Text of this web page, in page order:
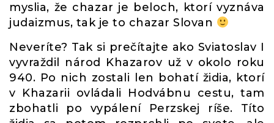
myslia, že chazar je beloch, ktorí vyznáva
judaizmus, tak je to chazar Slovan
Neveríte? Tak si prečítajte ako Sviatoslav I
vyvraždil národ Khazarov už v okolo roku
940. Po nich zostali len bohatí židia, ktorí
v Khazarii ovládali Hodvábnu cestu, tam
zbohatli po vypálení Perzskej ríše. Títo